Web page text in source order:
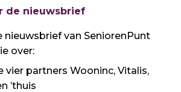
de nieuwsbrief
nieuwsbrief van SeniorenPunt
over:
vier partners Wooninc, Vitalis,
’thuis